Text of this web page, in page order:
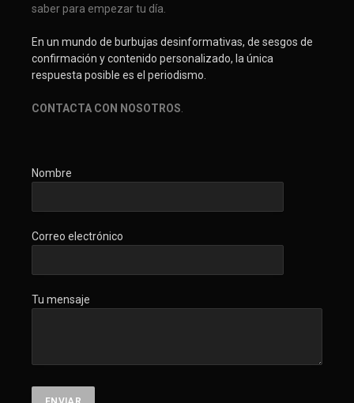
saber para empezar tu día.
En un mundo de burbujas desinformativas, de sesgos de
confirmación y contenido personalizado, la única
respuesta posible es el periodismo.
CONTACTA CON NOSOTROS.
Nombre
Correo electrónico
Tu mensaje